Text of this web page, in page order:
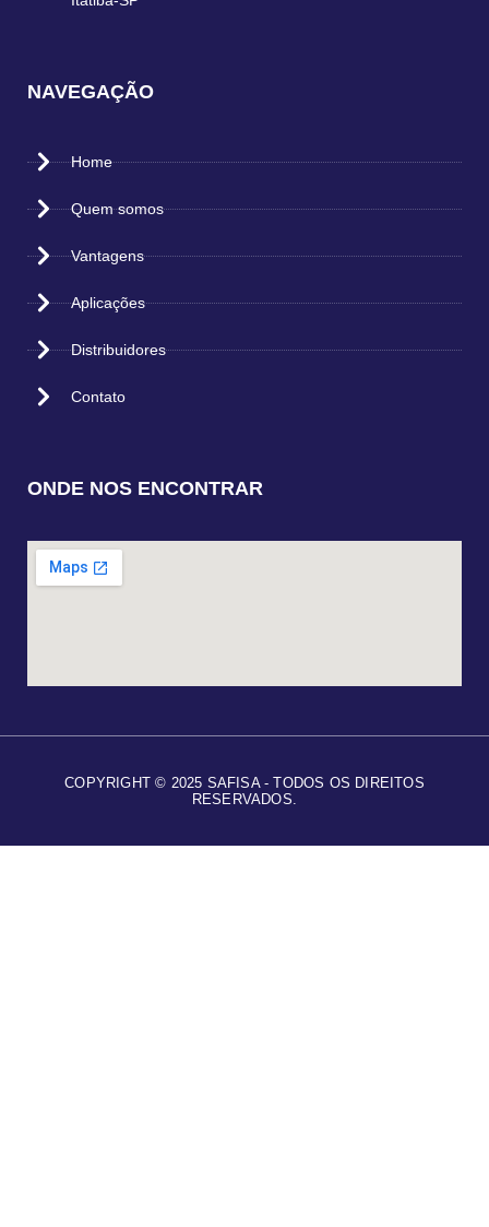
NAVEGAÇÃO
Home
Quem somos
Vantagens
Aplicações
Distribuidores
Contato
ONDE NOS ENCONTRAR
COPYRIGHT © 2025 SAFISA - TODOS OS DIREITOS
RESERVADOS.